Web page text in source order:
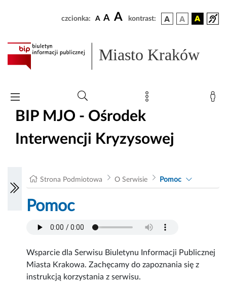
czcionka: A A A kontrast:
Miasto Kraków
BIP MJO - Ośrodek
Interwencji Kryzysowej
Strona Podmiotowa O Serwisie Pomoc
Pomoc
Wsparcie dla Serwisu Biuletynu Informacji Publicznej
Miasta Krakowa. Zachęcamy do zapoznania się z
instrukcją korzystania z serwisu.